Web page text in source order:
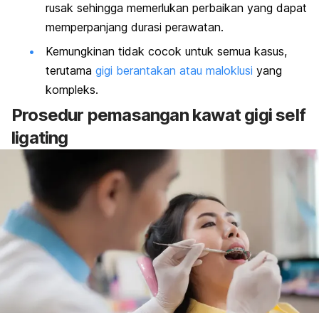
rusak sehingga memerlukan perbaikan yang dapat
memperpanjang durasi perawatan.
Kemungkinan tidak cocok untuk semua kasus,
terutama gigi berantakan atau maloklusi yang
kompleks.
Prosedur pemasangan kawat gigiself
ligating